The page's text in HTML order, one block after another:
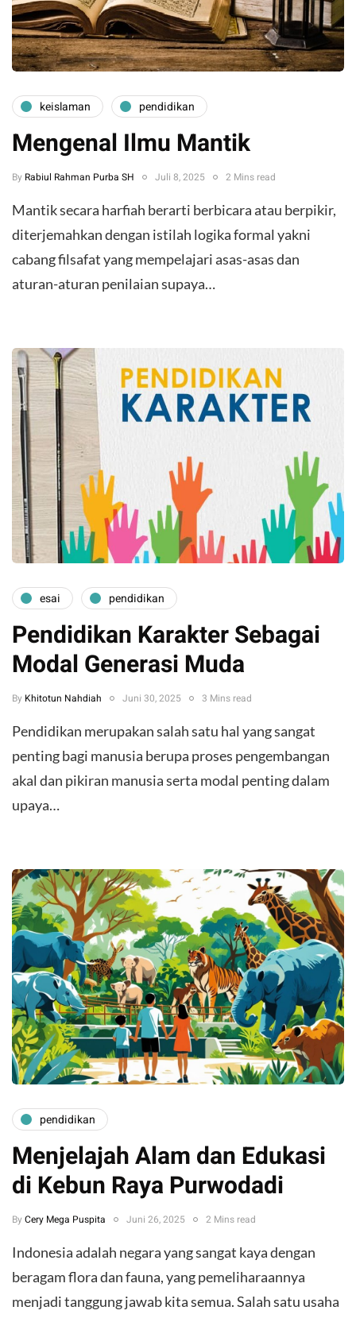
keislaman pendidikan
Mengenal Ilmu Mantik
By Rabiul Rahman Purba SH Juli 8, 2025 2 Mins read
Mantik secara harfiah berarti berbicara atau berpikir,
diterjemahkan dengan istilah logika formal yakni
cabang filsafat yang mempelajari asas-asas dan
aturan-aturan penilaian supaya…
esai pendidikan
Pendidikan Karakter Sebagai
Modal Generasi Muda
By Khitotun Nahdiah Juni 30, 2025 3 Mins read
Pendidikan merupakan salah satu hal yang sangat
penting bagi manusia berupa proses pengembangan
akal dan pikiran manusia serta modal penting dalam
upaya…
pendidikan
Menjelajah Alam dan Edukasi
di Kebun Raya Purwodadi
By Cery Mega Puspita Juni 26, 2025 2 Mins read
Indonesia adalah negara yang sangat kaya dengan
beragam flora dan fauna, yang pemeliharaannya
menjadi tanggung jawab kita semua. Salah satu usaha